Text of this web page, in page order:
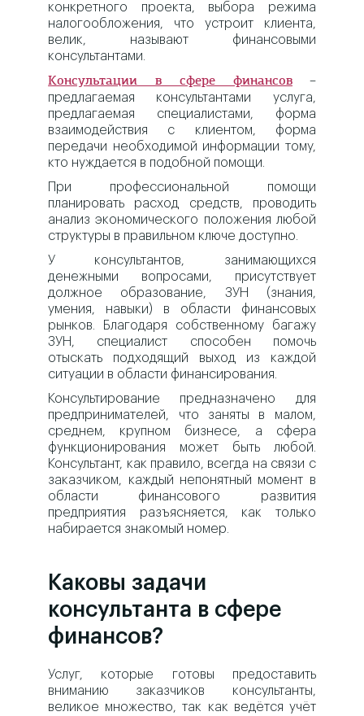
конкретного проекта, выбора режима
налогообложения, что устроит клиента,
велик, называют финансовыми
консультантами.
Консультации в сфере финансов–
предлагаемая консультантами услуга,
предлагаемая специалистами, форма
взаимодействия с клиентом, форма
передачи необходимой информации тому,
кто нуждается в подобной помощи.
При профессиональной помощи
планировать расход средств, проводить
анализ экономического положения любой
структуры в правильном ключе доступно.
У консультантов, занимающихся
денежными вопросами, присутствует
должное образование, ЗУН (знания,
умения, навыки) в области финансовых
рынков. Благодаря собственному багажу
ЗУН, специалист способен помочь
отыскать подходящий выход из каждой
ситуации в области финансирования.
Консультирование предназначено для
предпринимателей, что заняты в малом,
среднем, крупном бизнесе, а сфера
функционирования может быть любой.
Консультант, как правило, всегда на связи с
заказчиком, каждый непонятный момент в
области финансового развития
предприятия разъясняется, как только
набирается знакомый номер.
Каковы задачи
консультанта в сфере
финансов?
Услуг, которые готовы предоставить
вниманию заказчиков консультанты,
великое множество, так как ведётся учёт